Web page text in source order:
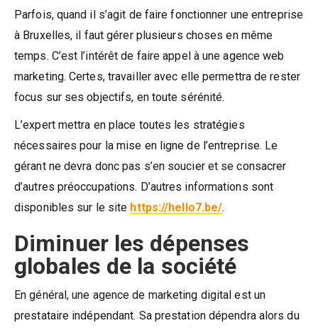
Parfois, quand il s’agit de faire fonctionner une entreprise
à Bruxelles, il faut gérer plusieurs choses en même
temps. C’est l’intérêt de faire appel à une agence web
marketing. Certes, travailler avec elle permettra de rester
focus sur ses objectifs, en toute sérénité.
L’expert mettra en place toutes les stratégies
nécessaires pour la mise en ligne de l’entreprise. Le
gérant ne devra donc pas s’en soucier et se consacrer
d’autres préoccupations. D’autres informations sont
disponibles sur le site https://hello7.be/.
Diminuer les dépenses
globales de la société
En général, une agence de marketing digital est un
prestataire indépendant. Sa prestation dépendra alors du